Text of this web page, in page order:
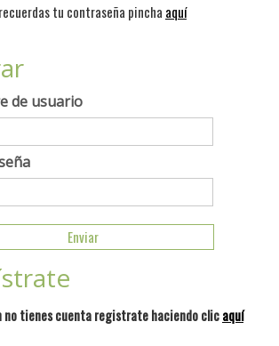
tu contraseña pincha aquí
de usuario
no tienes cuenta registrate haciendo clicaquí